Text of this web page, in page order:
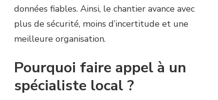
données fiables. Ainsi, le chantier avance avec
plus de sécurité, moins d’incertitude et une
meilleure organisation.
Pourquoi faire appel à un
spécialiste local ?